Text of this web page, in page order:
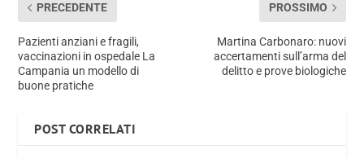
PRECEDENTE
Pazienti anziani e fragili,
vaccinazioni in ospedale La
Campania un modello di
buone pratiche
PROSSIMO
Martina Carbonaro: nuovi
accertamenti sull’arma del
delitto e prove biologiche
POST CORRELATI